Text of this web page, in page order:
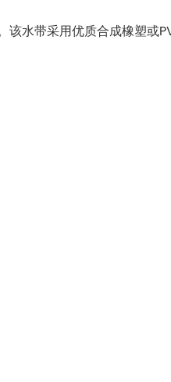
水带采用优质合成橡塑或